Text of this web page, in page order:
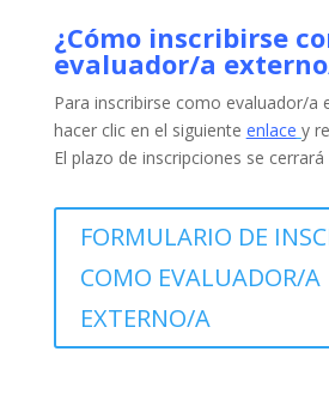
¿Cómo inscribirse
evaluador/a
Para inscribirse como evaluador/a
hacer clic en el siguiente enlace y
El plazo de inscripciones se cerrará
FORMULARIO DE
COMO EVALUADOR/A
EXTERNO/A